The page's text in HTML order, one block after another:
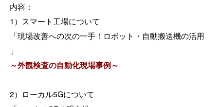
内容：
1）スマート工場について
「現場改善への次の一手！ ロボット・自動搬送機の活用
」
～外観検査の自動化現場事例～
2）ローカル5Gについて